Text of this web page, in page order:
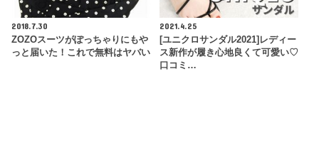
2018.7.30
ZOZOスーツがぽっちゃりにもや
っと届いた！これで無料はヤバい
2021.4.25
[ユニクロサンダル2021]レディー
ス新作が履き心地良くて可愛い♡
口コミ…